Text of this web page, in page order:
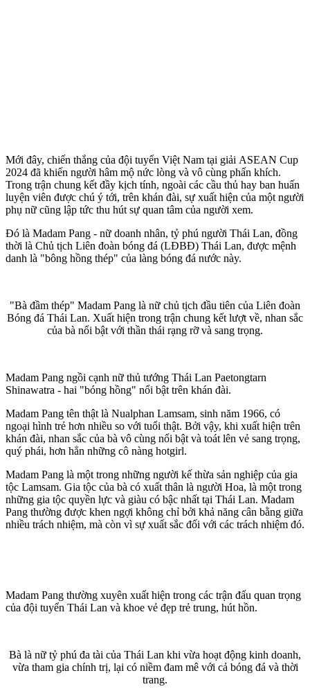
Mới đây, chiến thắng của đội tuyển Việt Nam tại giải ASEAN Cup
2024 đã khiến người hâm mộ nức lòng và vô cùng phấn khích.
Trong trận chung kết đầy kịch tính, ngoài các cầu thủ hay ban huấn
luyện viên được chú ý tới, trên khán đài, sự xuất hiện của một người
phụ nữ cũng lập tức thu hút sự quan tâm của người xem.
Đó là Madam Pang - nữ doanh nhân, tỷ phú người Thái Lan, đồng
thời là Chủ tịch Liên đoàn bóng đá (LĐBĐ) Thái Lan, được mệnh
danh là "bông hồng thép" của làng bóng đá nước này.
"Bà đầm thép" Madam Pang là nữ chủ tịch đầu tiên của Liên đoàn
Bóng đá Thái Lan. Xuất hiện trong trận chung kết lượt về, nhan sắc
của bà nổi bật với thần thái rạng rỡ và sang trọng.
Madam Pang ngồi cạnh nữ thủ tướng Thái Lan Paetongtarn
Shinawatra - hai "bóng hồng" nổi bật trên khán đài.
Madam Pang tên thật là Nualphan Lamsam, sinh năm 1966, có
ngoại hình trẻ hơn nhiều so với tuổi thật. Bởi vậy, khi xuất hiện trên
khán đài, nhan sắc của bà vô cùng nổi bật và toát lên vẻ sang trọng,
quý phái, hơn hẳn những cô nàng hotgirl.
Madam Pang là một trong những người kế thừa sản nghiệp của gia
tộc Lamsam. Gia tộc của bà có xuất thân là người Hoa, là một trong
những gia tộc quyền lực và giàu có bậc nhất tại Thái Lan. Madam
Pang thường được khen ngợi không chỉ bởi khả năng cân bằng giữa
nhiều trách nhiệm, mà còn vì sự xuất sắc đối với các trách nhiệm đó.
Madam Pang thường xuyên xuất hiện trong các trận đấu quan trọng
của đội tuyển Thái Lan và khoe vẻ đẹp trẻ trung, hút hồn.
Bà là nữ tỷ phú đa tài của Thái Lan khi vừa hoạt động kinh doanh,
vừa tham gia chính trị, lại có niềm đam mê với cả bóng đá và thời
trang.